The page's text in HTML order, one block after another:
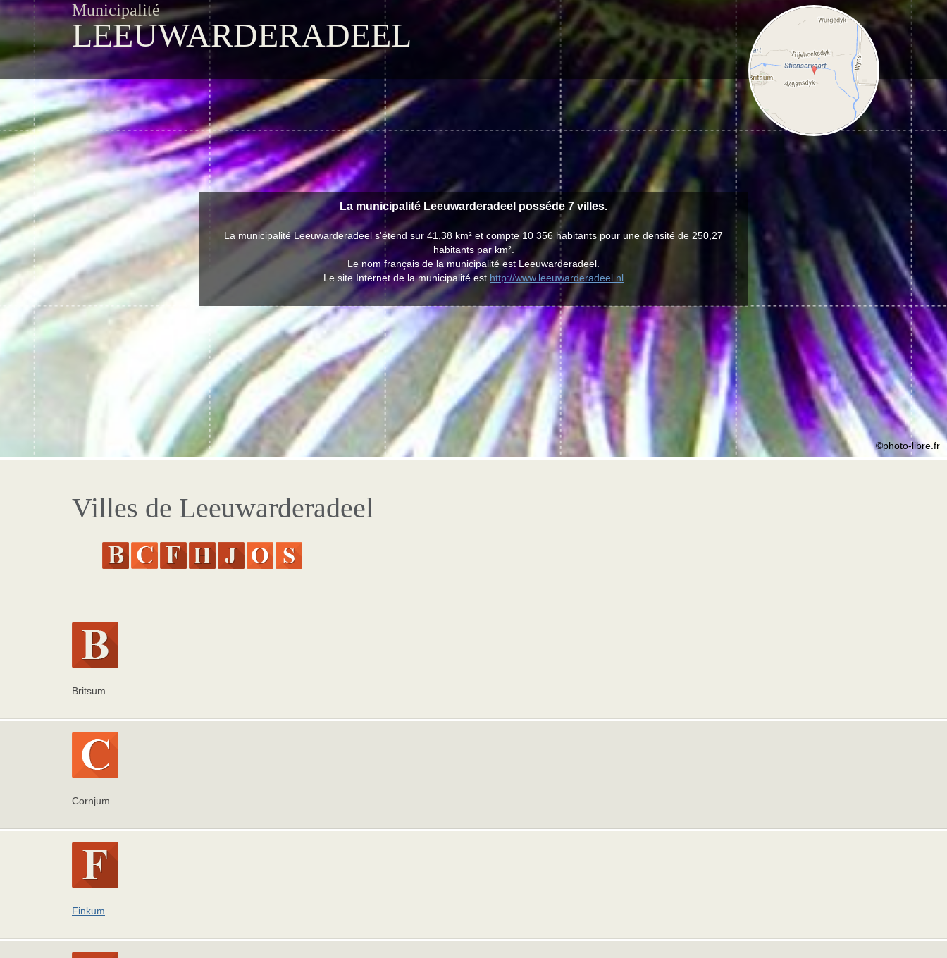
Municipalité
LEEUWARDERADEEL
La municipalité Leeuwarderadeel posséde 7 villes.
La municipalité Leeuwarderadeel s'étend sur 41,38 km² et compte 10 356 habitants pour une densité de 250,27
habitants par km².
Le nom français de la municipalité est Leeuwarderadeel.
Le site Internet de la municipalité est http://www.leeuwarderadeel.nl
©photo-libre.fr
Villes de Leeuwarderadeel
Britsum
Cornjum
Finkum